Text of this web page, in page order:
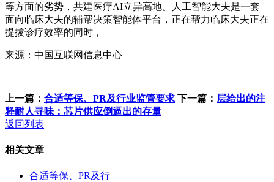
等方面的劣势，共建医疗AI立异高地。人工智能大夫是一套
面向临床大夫的辅帮决策智能体平台，正在帮力临床大夫正在
提拔诊疗效率的同时，
来源：中国互联网信息中心
上一篇： 合适等保、PR及行业监管要求 下一篇： 层给出的注
释耐人寻味：芯片供应倒逼出的存量
返回列表
相关文章
合适等保、PR及行